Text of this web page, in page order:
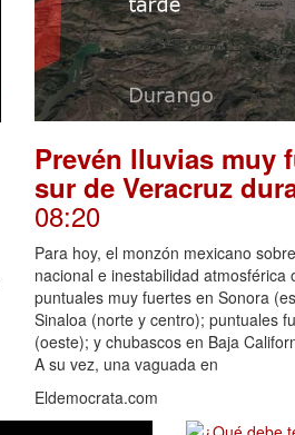
Prevén lluvias muy
sur de Veracruz
08:20
Para hoy, el monzón mexicano
nacional e inestabilidad atmosférica
puntuales muy fuertes en Sonora
Sinaloa (norte y centro); puntuales
(oeste); y chubascos en Baja
A su vez, una vaguada en
Eldemocrata.com